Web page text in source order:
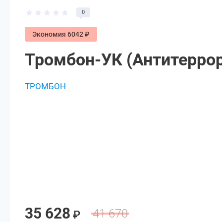
0
Экономия 6042 ₽
Тромбон-УК
ТРОМБОН
41 670
35 628 ₽